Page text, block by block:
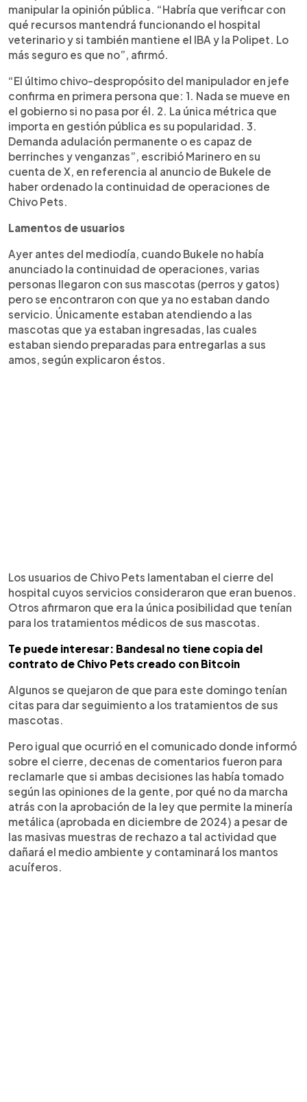
manipular la opinión pública. “Habría que verificar con
qué recursos mantendrá funcionando el hospital
veterinario y si también mantiene el IBA y la Polipet. Lo
más seguro es que no”, afirmó.
“El último chivo-despropósito del manipulador en jefe
confirma en primera persona que: 1. Nada se mueve en
el gobierno si no pasa por él. 2. La única métrica que
importa en gestión pública es su popularidad. 3.
Demanda adulación permanente o es capaz de
berrinches y venganzas”, escribió Marinero en su
cuenta de X, en referencia al anuncio de Bukele de
haber ordenado la continuidad de operaciones de
Chivo Pets.
Lamentos de usuarios
Ayer antes del mediodía, cuando Bukele no había
anunciado la continuidad de operaciones, varias
personas llegaron con sus mascotas (perros y gatos)
pero se encontraron con que ya no estaban dando
servicio. Únicamente estaban atendiendo a las
mascotas que ya estaban ingresadas, las cuales
estaban siendo preparadas para entregarlas a sus
amos, según explicaron éstos.
Los usuarios de Chivo Pets lamentaban el cierre del
hospital cuyos servicios consideraron que eran buenos.
Otros afirmaron que era la única posibilidad que tenían
para los tratamientos médicos de sus mascotas.
Te puede interesar: Bandesal no tiene copia del
contrato de Chivo Pets creado con Bitcoin
Algunos se quejaron de que para este domingo tenían
citas para dar seguimiento a los tratamientos de sus
mascotas.
Pero igual que ocurrió en el comunicado donde informó
sobre el cierre, decenas de comentarios fueron para
reclamarle que si ambas decisiones las había tomado
según las opiniones de la gente, por qué no da marcha
atrás con la aprobación de la ley que permite la minería
metálica (aprobada en diciembre de 2024) a pesar de
las masivas muestras de rechazo a tal actividad que
dañará el medio ambiente y contaminará los mantos
acuíferos.